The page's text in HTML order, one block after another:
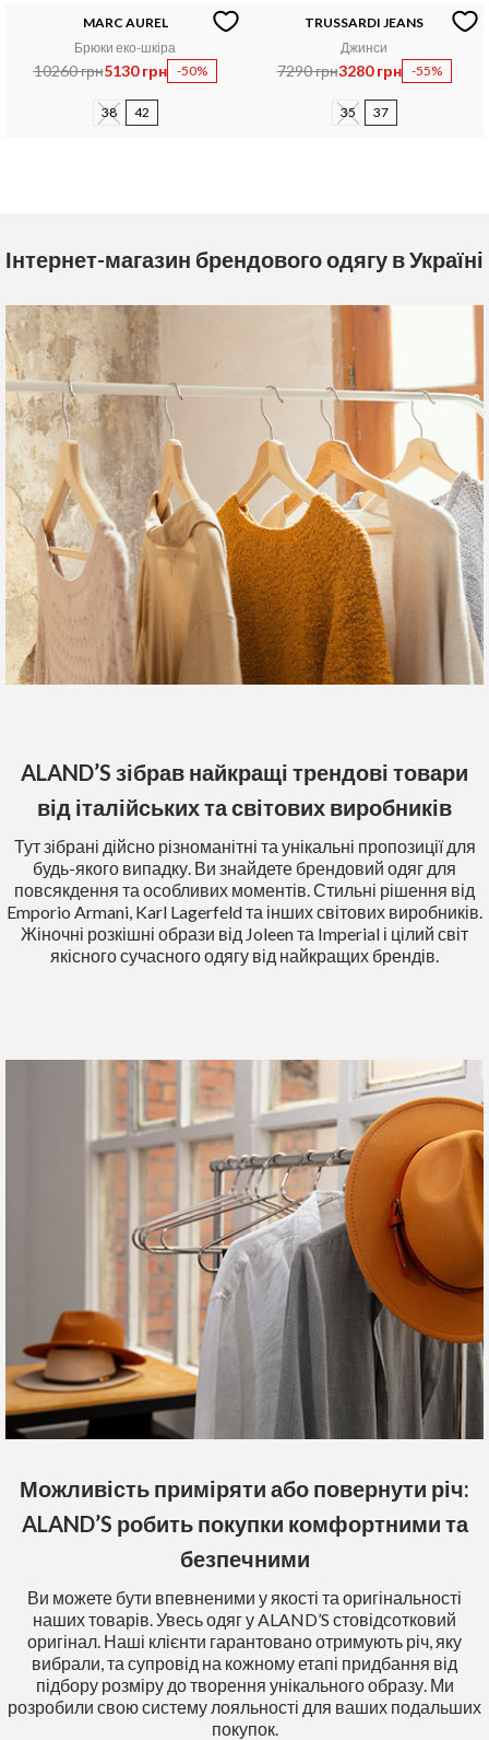
MARC AUREL
Брюки еко-шкіра
10260 грн5130 грн -50%
38 42
TRUSSARDI JEANS
Джинси
7290 грн3280 грн -55%
35 37
Інтернет-магазин брендового одягу в Україні
ALAND’S зібрав найкращі трендові товари
від італійських та світових виробників
Тут зібрані дійсно різноманітні та унікальні пропозиції для
будь-якого випадку. Ви знайдете брендовий одяг для
повсякдення та особливих моментів. Стильні рішення від
Emporio Armani, Karl Lagerfeld та інших світових виробників.
Жіночні розкішні образи від Joleen та Imperial і цілий світ
якісного сучасного одягу від найкращих брендів.
Можливість приміряти або повернути річ:
ALAND’S робить покупки комфортними та
безпечними
Ви можете бути впевненими у якості та оригінальності
наших товарів. Увесь одяг у ALAND’S стовідсотковий
оригінал. Наші клієнти гарантовано отримують річ, яку
вибрали, та супровід на кожному етапі придбання від
підбору розміру до творення унікального образу. Ми
розробили свою систему лояльності для ваших подальших
покупок.